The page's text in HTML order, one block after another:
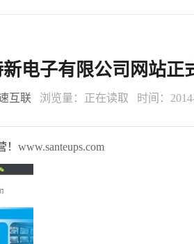
电子有限公司网站正
互联 浏览量： 正在读取 时间：
www.santeups.com